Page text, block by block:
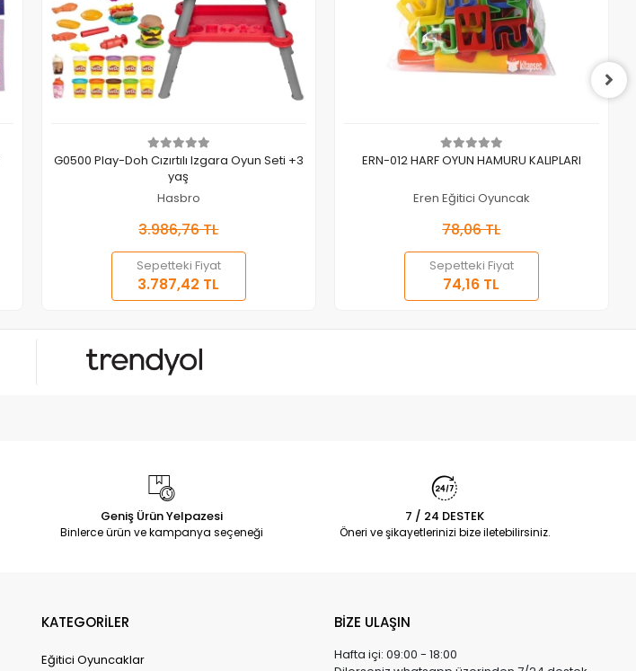
Sepete Ekle
G0500 Play-Doh Cızırtılı Izgara Oyun Seti +3
yaş
Hasbro
3.986,76 TL
Sepetteki Fiyat
3.787,42 TL
Sepete Ekle
ERN-012 HARF OYUN HAMURU KALIPLARI
Eren Eğitici Oyuncak
78,06 TL
Sepetteki Fiyat
74,16 TL
Geniş Ürün Yelpazesi
Binlerce ürün ve kampanya seçeneği
7 / 24 DESTEK
Öneri ve şikayetlerinizi bize iletebilirsiniz.
KATEGORİLER
Eğitici Oyuncaklar
BİZE ULAŞIN
Hafta içi: 09:00 - 18:00